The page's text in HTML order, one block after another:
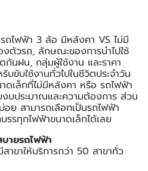
ไฟฟ้า 3 ล้อ มีหลังคา VS ไม่มี
ตัวรถ, ลักษณะของการนำไปใช้
นฝน, กลุ่มผู้ใช้งาน และราคา
ขับใช้งานทั่วไปในชีวิตประจำวัน
ดเล็กที่ไม่มีหลังคา หรือ รถไฟฟ้า
ประมาณและความต้องการ ส่วน
ย สามารถเลือกเป็นรถไฟฟ้า
รทุกไฟฟ้าขนาดเล็กได้เลย
ายรถไฟฟ้า
าขาให้บริการกว่า 50 สาขาทั่ว